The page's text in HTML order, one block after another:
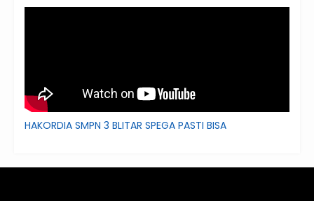
HAKORDIA SMPN 3 BLITAR SPEGA PASTI BISA